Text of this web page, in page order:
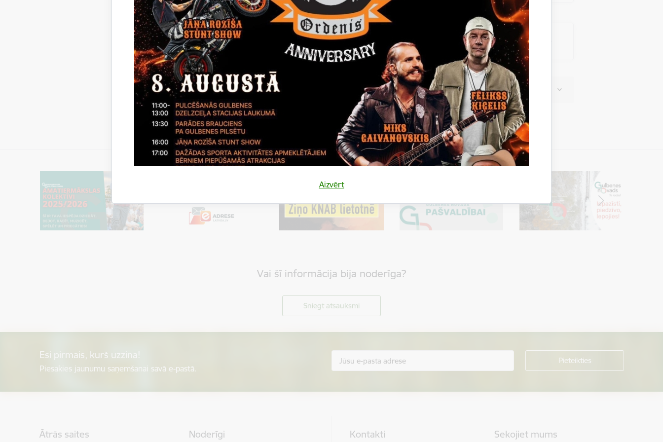
Aizvērt
Stāķu pamatskolas nolikums
Stāķu pamatskolas attīstības plāns 2023.-2025.gadam
Vai šī informācija bija noderīga?
Sniegt atsauksmi
Esi pirmais, kurš uzzina!
Piesakies jaunumu saņemšanai savā e-pastā.
Ātrās saites Noderīgi Kontakti Sekojiet mums